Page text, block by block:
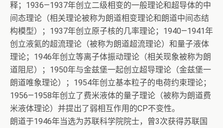
释；1936—1937年创立二级相变的一般理论和超导体的中
间态理论（相关理论被称为朗道相变理论和朗道中间态结
构模型）；1937年创立原子核的几率理论；1940—1941年
创立液氦的超流理论（被称为朗道超流理论）和量子液体
理论；1946年创立等离子体振动理论（相关现象被称为朗
道阻尼）；1950年与金兹堡一起创立超导理论（金兹堡一
朗道唯象理论）；1954年创立基本粒子的电荷约束理论；
1956—1958年创立了费米液体的量子理论（被称为朗道费
米液体理论）并提出了弱相互作用的CP不变性。
朗道于1946年当选为苏联科学院院士，曾3次获得苏联国